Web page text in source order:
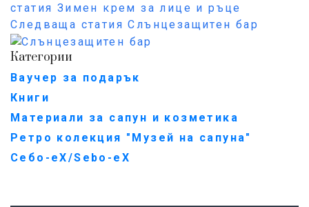
статия Зимен крем за лице и ръце
Следваща статия Слънцезащитен бар
Категории
Ваучер за подарък
Книги
Материали за сапун и козметика
Ретро колекция "Музей на сапуна"
Себо-еХ/Sebo-eX